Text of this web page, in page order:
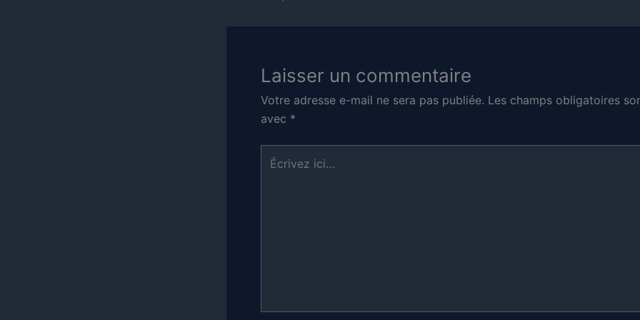
Laisser un commentaire
Votre adresse e-mail ne sera pas publiée. Les champs obligatoires
avec *
Écrivez
ici…